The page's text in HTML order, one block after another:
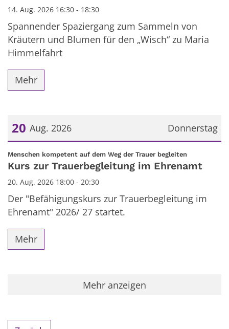
14. Aug. 2026 16:30 - 18:30
Spannender Spaziergang zum Sammeln von
Kräutern und Blumen für den „Wisch“ zu Maria
Himmelfahrt
Mehr
Donnerstag
20 Aug. 2026
Datum: 20. August 2026
Menschen kompetent auf dem Weg der Trauer begleiten
Kurs zur Trauerbegleitung im Ehrenamt
20. Aug. 2026 18:00 - 20:30
Der "Befähigungskurs zur Trauerbegleitung im
Ehrenamt" 2026/ 27 startet.
Mehr
Mehr anzeigen